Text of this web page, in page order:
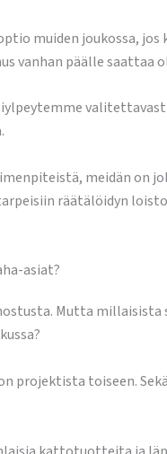
muiden joukossa,
vanhan päälle
meidän on
räätälöidyn
asiat?
Mutta
toiseen.